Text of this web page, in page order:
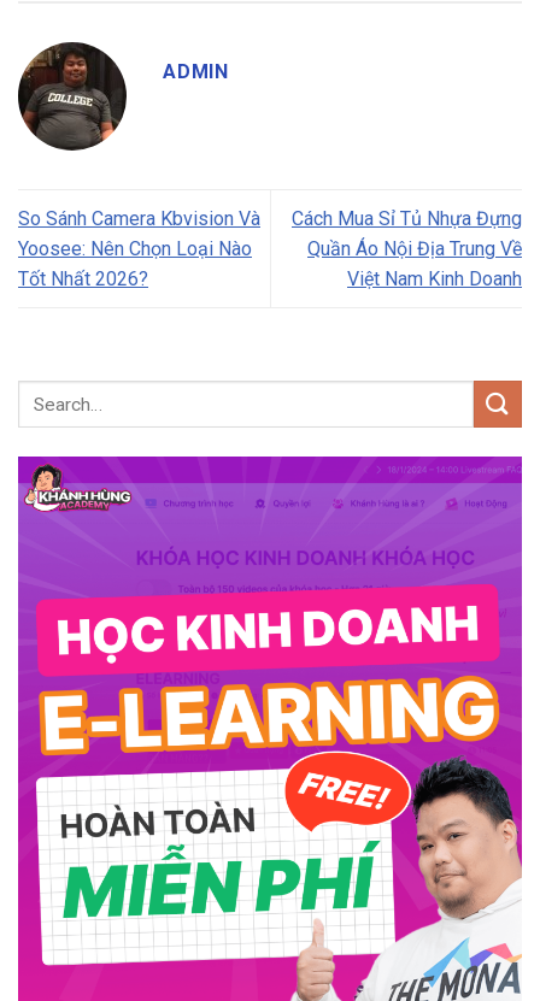
ADMIN
So Sánh Camera Kbvision Và
Yoosee: Nên Chọn Loại Nào
Tốt Nhất 2026?
Cách Mua Sỉ Tủ Nhựa Đựng
Quần Áo Nội Địa Trung Về
Việt Nam Kinh Doanh